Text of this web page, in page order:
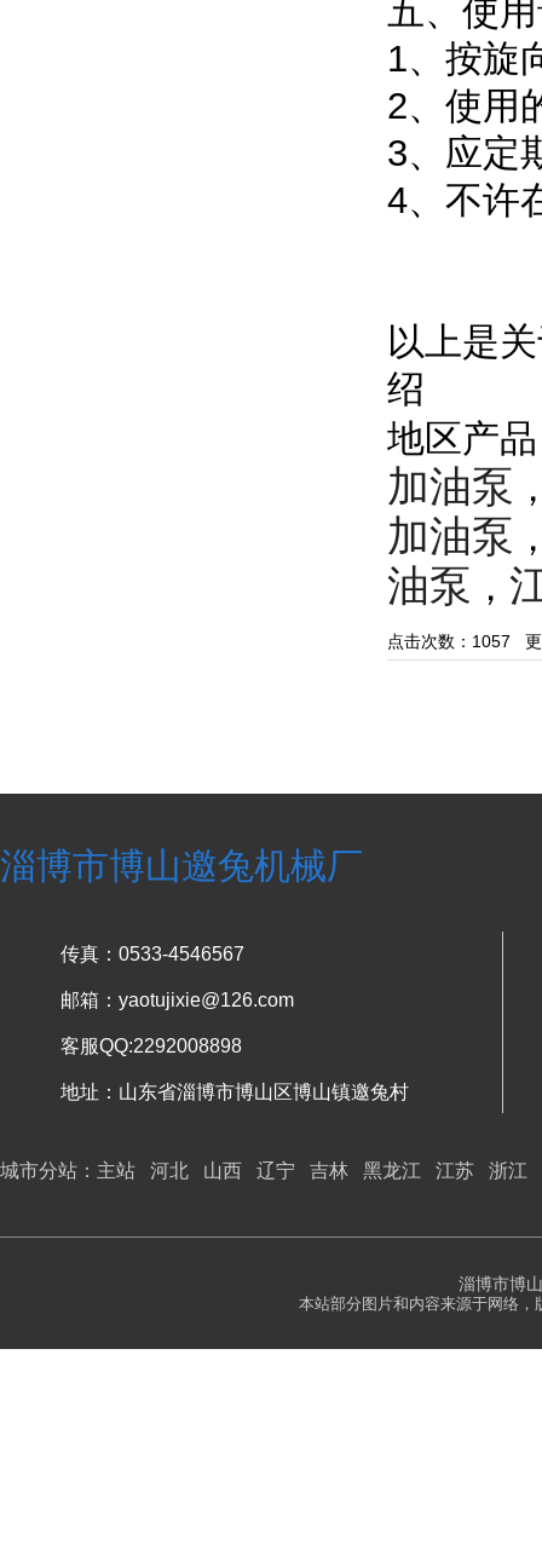
五、使
1、按旋
2、使用
3、应定
4、不许
以上是
绍
地区产
加油泵
加油泵
油泵 ，
点击次数： 1057 更
淄博市博山邀兔机械厂
传真：0533-4546567
邮箱：yaotujixie@126.com
客服QQ:2292008898
地址：山东省淄博市博山区博山镇邀兔村
城市分站： 主站 河北 山西 辽宁 吉林 黑龙江 江苏 浙江
淄博市博
本站部分图片和内容来源于网络